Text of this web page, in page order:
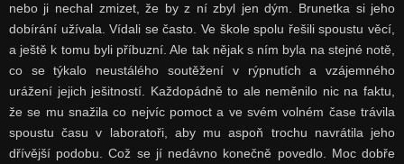
nebo ji nechal zmizet, že by z ní zbyl jen dým. Brunetka si jeho
dobírání užívala. Vídali se často. Ve škole spolu řešili spoustu věcí,
a ještě k tomu byli příbuzní. Ale tak nějak s ním byla na stejné notě,
co se týkalo neustálého soutěžení v rýpnutích a vzájemného
urážení jejich ješitností. Každopádně to ale neměnilo nic na faktu,
že se mu snažila co nejvíc pomoct a ve svém volném čase trávila
spoustu času v laboratoři, aby mu aspoň trochu navrátila jeho
dřívější podobu. Což se jí nedávno konečně povedlo. Moc dobře